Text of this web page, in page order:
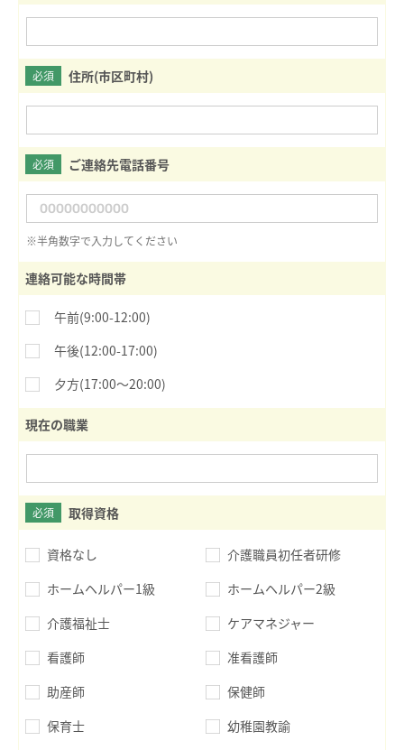
必須 住所(市区町村)
必須 ご連絡先電話番号
※半角数字で入力してください
連絡可能な時間帯
午前(9:00-12:00)
午後(12:00-17:00)
夕方(17:00〜20:00)
現在の職業
必須 取得資格
資格なし
介護職員初任者研修
ホームヘルパー1級
ホームヘルパー2級
介護福祉士
ケアマネジャー
看護師
准看護師
助産師
保健師
保育士
幼稚園教諭